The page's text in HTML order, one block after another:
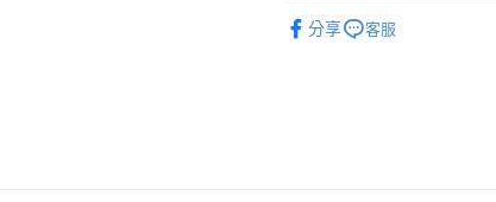
１．簡單：不需註冊會員、不需
２．便利：只要手機號碼，簡訊
分享 客服